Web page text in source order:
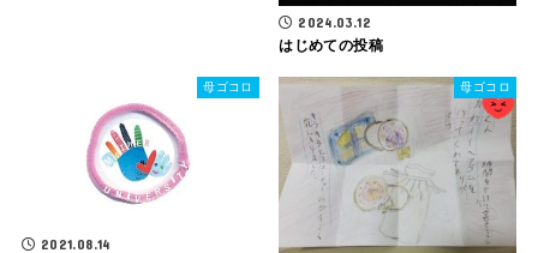
2024.03.12
はじめての投稿
母ゴコロ
2021.08.14
母ゴコロ